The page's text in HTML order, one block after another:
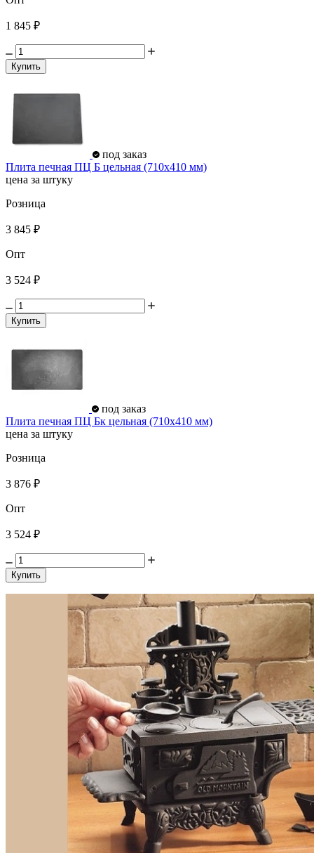
1 845 ₽
Купить
под заказ
Плита печная ПЦ Б цельная (710х410 мм)
цена за штуку
Розница
3 845 ₽
Опт
3 524 ₽
Купить
под заказ
Плита печная ПЦ Бк цельная (710х410 мм)
цена за штуку
Розница
3 876 ₽
Опт
3 524 ₽
Купить